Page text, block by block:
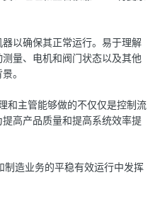
以确保其正常运行。易于理解
量、电机和阀门状态以及其他
。
和主管能够做的不仅仅是控制流
高产品质量和提高系统效率提
造业务的平稳有效运行中发挥